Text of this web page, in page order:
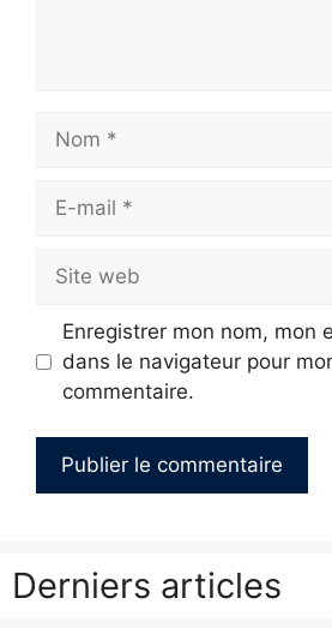
mail
web
Enregistrer mon nom, mon
dans le navigateur pour
commentaire.
Derniers articles